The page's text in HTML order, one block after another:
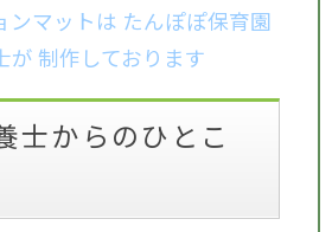
ンマットは たんぽぽ保育園
が 制作しております
士からのひとこ